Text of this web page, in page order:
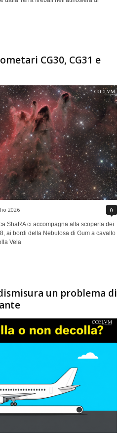
CG30, CG31 e
2026 0
ShaRA ci accompagna alla scoperta dei
ai bordi della Nebulosa di Gum a cavallo
Vela
un problema di